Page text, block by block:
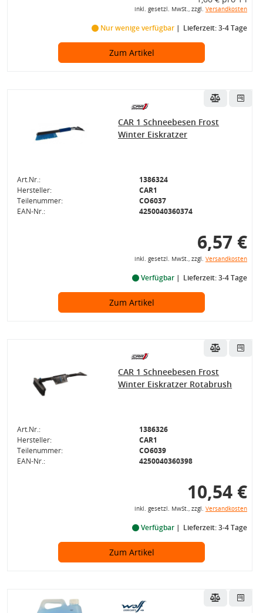
inkl. gesetzl. MwSt., zzgl. Versandkosten
Nur wenige verfügbar Lieferzeit: 3-4 Tage
Zum Artikel
CAR 1 Schneebesen Frost
Winter Eiskratzer
Art.Nr.:
1386324
Hersteller:
CAR1
Teilenummer:
CO6037
EAN-Nr.:
4250040360374
6,57 €
inkl. gesetzl. MwSt., zzgl. Versandkosten
Verfügbar Lieferzeit: 3-4 Tage
Zum Artikel
CAR 1 Schneebesen Frost
Winter Eiskratzer Rotabrush
Art.Nr.:
1386326
Hersteller:
CAR1
Teilenummer:
CO6039
EAN-Nr.:
4250040360398
10,54 €
inkl. gesetzl. MwSt., zzgl. Versandkosten
Verfügbar Lieferzeit: 3-4 Tage
Zum Artikel